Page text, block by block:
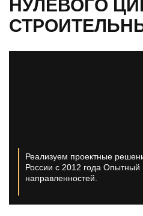
НУЛЕВОГО
Реализуем проектные
России с 2012 года Опытный
направленностей.